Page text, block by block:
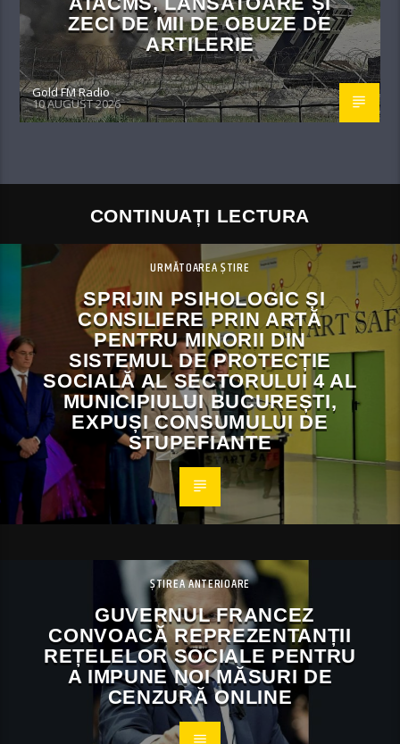
ZECI DE MII DE OBUZE DE
ARTILERIE
Gold FM Radio
10 AUGUST 2026
CONTINUAȚI LECTURA
URMĂTOAREA ȘTIRE
SPRIJIN PSIHOLOGIC ȘI
CONSILIERE PRIN ARTĂ
PENTRU MINORII DIN
SISTEMUL DE PROTECȚIE
SOCIALĂ AL SECTORULUI 4 AL
MUNICIPIULUI BUCUREȘTI,
EXPUȘI CONSUMULUI DE
STUPEFIANTE
ȘTIREA ANTERIOARE
GUVERNUL FRANCEZ
CONVOACĂ REPREZENTANȚII
REȚELELOR SOCIALE PENTRU
A IMPUNE NOI MĂSURI DE
CENZURĂ ONLINE